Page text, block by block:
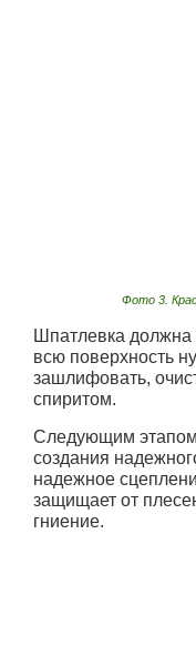
Фото 3.
Шпатлевка
всю поверхность
зашлифовать,
спиритом.
Следующим этапом
создания
надежное
защищает от
гниение.